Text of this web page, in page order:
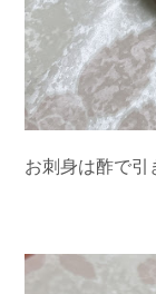
お刺身は酢で引